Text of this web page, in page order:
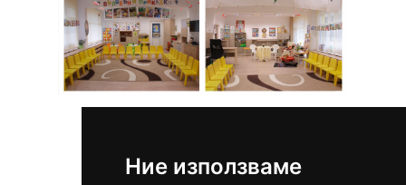
Ние използваме
Всички